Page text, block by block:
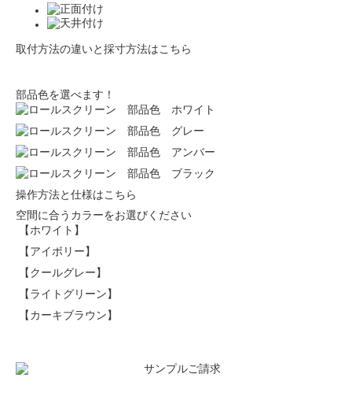
取付方法の違いと採寸方法はこちら
部品色を選べます！
操作方法と仕様はこちら
空間に合うカラーをお選びください
【ホワイト】
【アイボリー】
【クールグレー】
【ライトグリーン】
【カーキブラウン】